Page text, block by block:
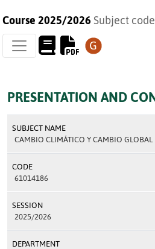
Course 2025/2026 Subject
PRESENTATION AND
SUBJECT NAME
CAMBIO CLIMÁTICO Y CAMBIO GLOBAL
CODE
61014186
SESSION
2025/2026
DEPARTMENT